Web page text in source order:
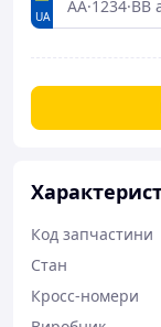
UA
Код запчастини
Стан
Кросс-номери